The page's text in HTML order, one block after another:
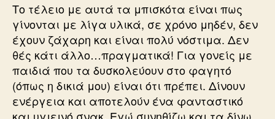
Το τέλειο με αυτά τα μπισκότα είναι πως
γίνονται με λίγα υλικά, σε χρόνο μηδέν, δεν
έχουν ζάχαρη και είναι πολύ νόστιμα. Δεν
θές κάτι άλλο…πραγματικά! Για γονείς με
παιδιά που τα δυσκολεύουν στο φαγητό
(όπως η δικιά μου) είναι ότι πρέπει. Δίνουν
ενέργεια και αποτελούν ένα φανταστικό